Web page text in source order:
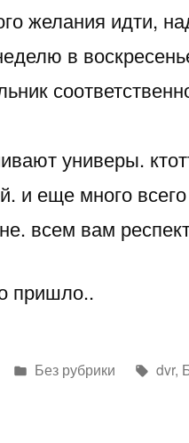
желания идти,
в
универы.
и еще много
всем вам
пришло..
Написано
Без рубрики dvr,